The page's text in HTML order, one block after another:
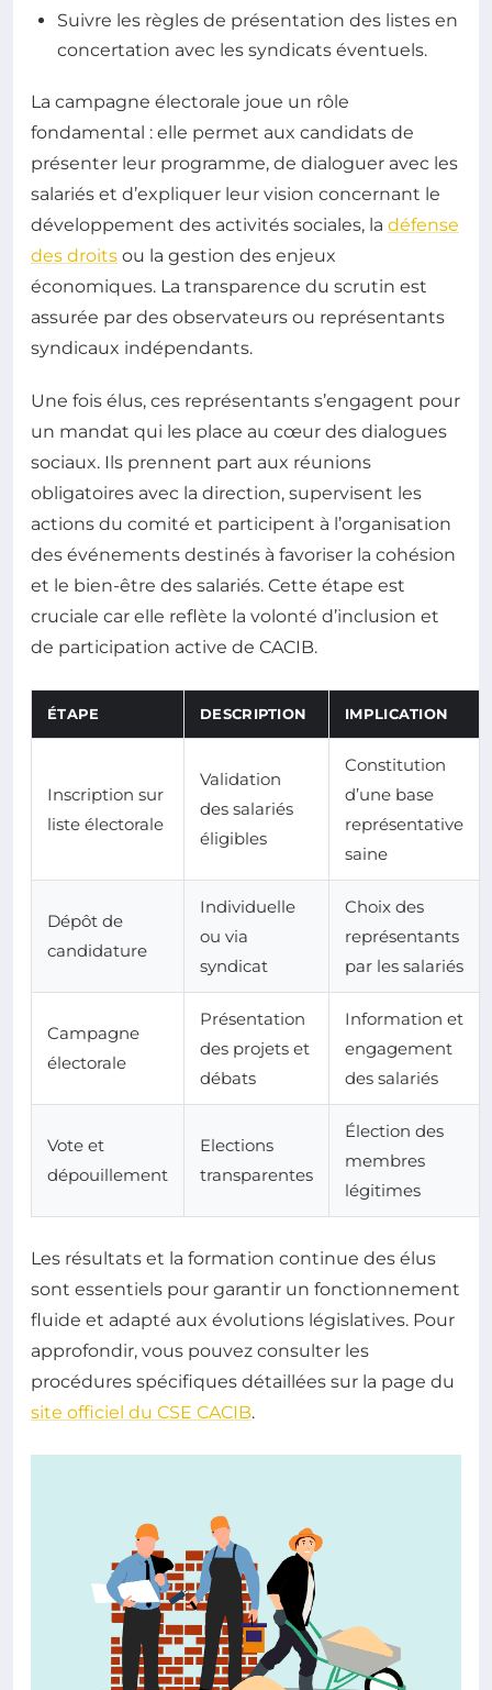
Suivre les règles de présentation des listes en
concertation avec les syndicats éventuels.
La campagne électorale joue un rôle
fondamental : elle permet aux candidats de
présenter leur programme, de dialoguer avec les
salariés et d’expliquer leur vision concernant le
développement des activités sociales, la défense
des droits ou la gestion des enjeux
économiques. La transparence du scrutin est
assurée par des observateurs ou représentants
syndicaux indépendants.
Une fois élus, ces représentants s’engagent pour
un mandat qui les place au cœur des dialogues
sociaux. Ils prennent part aux réunions
obligatoires avec la direction, supervisent les
actions du comité et participent à l’organisation
des événements destinés à favoriser la cohésion
et le bien-être des salariés. Cette étape est
cruciale car elle reflète la volonté d’inclusion et
de participation active de CACIB.
ÉTAPE DESCRIPTION IMPLICATION
Inscription sur
liste électorale
Validation
des salariés
éligibles
Constitution
d’une base
représentative
saine
Dépôt de
candidature
Individuelle
ou via
syndicat
Choix des
représentants
par les salariés
Campagne
électorale
Présentation
des projets et
débats
Information et
engagement
des salariés
Vote et
dépouillement
Elections
transparentes
Élection des
membres
légitimes
Les résultats et la formation continue des élus
sont essentiels pour garantir un fonctionnement
fluide et adapté aux évolutions législatives. Pour
approfondir, vous pouvez consulter les
procédures spécifiques détaillées sur la page du
site officiel du CSE CACIB.